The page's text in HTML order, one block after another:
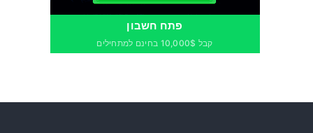
פתח חשבון
קבל 10,000$ בחינם למתחילים